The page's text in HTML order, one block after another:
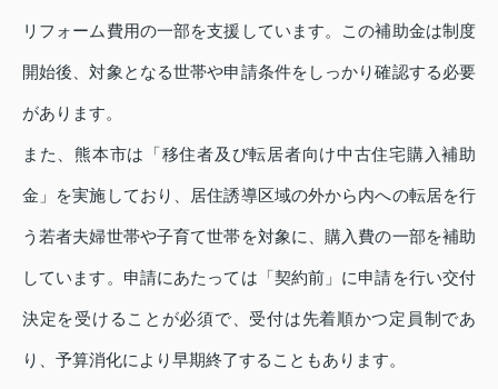
リフォーム費用の一部を支援しています。この補助金は制度
開始後、対象となる世帯や申請条件をしっかり確認する必要
があります。
また、熊本市は「移住者及び転居者向け中古住宅購入補助
金」を実施しており、居住誘導区域の外から内への転居を行
う若者夫婦世帯や子育て世帯を対象に、購入費の一部を補助
しています。申請にあたっては「契約前」に申請を行い交付
決定を受けることが必須で、受付は先着順かつ定員制であ
り、予算消化により早期終了することもあります。